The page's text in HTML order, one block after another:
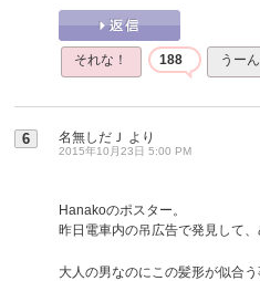
それな！ 188 うー
6 名無しだＪ より
2015年10月23日 5:00 PM
Hanakoのポスター。
昨日電車内の吊広告で発見して、
大人の男なのにこの髪形が似合う